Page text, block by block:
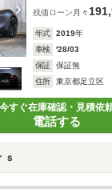
残価ローン 月々
年式 2019年
車検
'28/03
保証
保証無
住所
東京都足立区
今すぐ在庫確認・見積依
電話する
ｓ